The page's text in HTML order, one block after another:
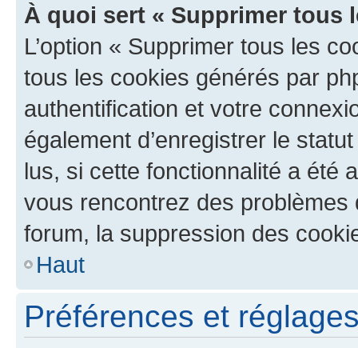
À quoi sert « Supprimer tous
L’option « Supprimer tous les
tous les cookies générés par
authentification et votre
également d’enregistrer le
lus, si cette fonctionnalité a été
vous rencontrez des
forum, la suppression des
Haut
Préférences et